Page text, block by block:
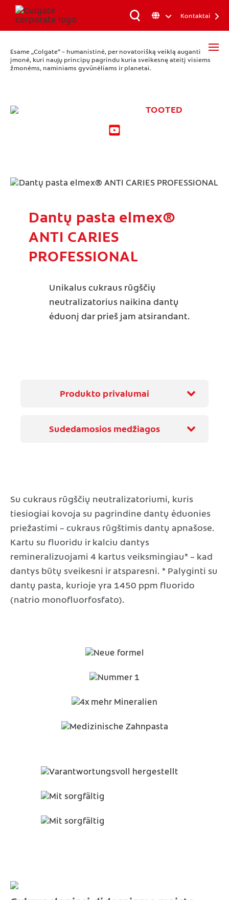
Esame „Colgate“ – humanistinė, per novatorišką veiklą auganti
įmonė, kuri naujų principų pagrindu kuria sveikesnę ateitį visiems
žmonėms, naminiams gyvūnėliams ir planetai.
Kontaktai
TOOTED
Dantų pasta elmex®
ANTI CARIES
PROFESSIONAL
Unikalus cukraus rūgščių
neutralizatorius naikina dantų
ėduonį dar prieš jam atsirandant.
Produkto privalumai
Sudedamosios medžiagos
Su cukraus rūgščių neutralizatoriumi, kuris
tiesiogiai kovoja su pagrindine dantų ėduonies
priežastimi – cukraus rūgštimis dantų apnašose.
Kartu su fluoridu ir kalciu dantys
remineralizuojami 4 kartus veiksmingiau* – kad
dantys būtų sveikesni ir atsparesni. * Palyginti su
dantų pasta, kurioje yra 1450 ppm fluorido
(natrio monofluorfosfato).